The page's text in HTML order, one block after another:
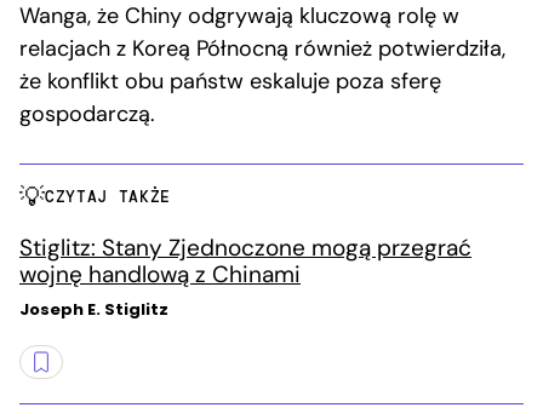
Wanga, że Chiny odgrywają kluczową rolę w
relacjach z Koreą Północną również potwierdziła,
że konflikt obu państw eskaluje poza sferę
gospodarczą.
CZYTAJ TAKŻE
Stiglitz: Stany Zjednoczone mogą przegrać
wojnę handlową z Chinami
Joseph E. Stiglitz